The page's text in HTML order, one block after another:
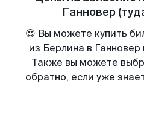
Ганновер
😍 Вы можете купить
из Берлина в
Также вы можете
обратно, если уже